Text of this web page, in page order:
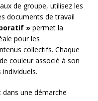
de groupe, utilisez les
documents de travail
» permet la
pour les
collectifs. Chaque
couleur associé à son
dans une démarche